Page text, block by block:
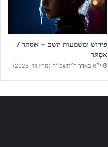
פירוש ומשמעות השם – אסתר /
אֵסְתֵּר
י״א באדר ה׳תשפ״ה (מרץ 11, 2025)